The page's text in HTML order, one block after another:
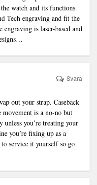
watch and its functions
Tech engraving and fit the
is laser-based and
out your strap. Caseback
movement is a no-no but
unless you’re treating your
you’re fixing up as a
service it yourself so go
Svara